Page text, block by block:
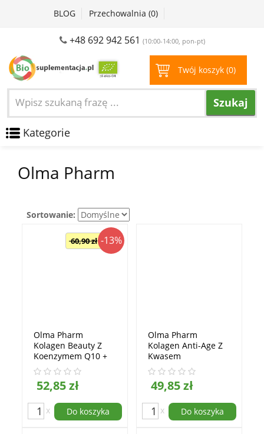
BLOG Przechowalnia (0)
+48 692 942 561 (10:00-14:00, pon-pt)
Twój koszyk (0)
Szukaj
Kategorie
Olma Pharm
Sortowanie:
-13%
Olma Pharm
Kolagen Beauty Z
Koenzymem Q10 +
Biotyna 90kapsułek
PROMOCJA
52,85 zł
60,90 zł
x Do koszyka
Olma Pharm
Kolagen Anti-Age Z
Kwasem
Hialuronowym +
Witamina C
90kapsułek
49,85 zł
x Do koszyka